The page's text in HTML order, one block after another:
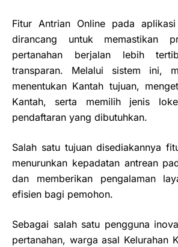
Fitur Antrian Online pada aplikasi
dirancang untuk memastikan
pertanahan berjalan lebih
transparan. Melalui sistem ini,
menentukan Kantah tujuan,
Kantah, serta memilih jenis
pendaftaran yang dibutuhkan.
Salah satu tujuan disediakannya
menurunkan kepadatan antrean
dan memberikan pengalaman
efisien bagi pemohon.
Sebagai salah satu pengguna
pertanahan, warga asal Kelurahan